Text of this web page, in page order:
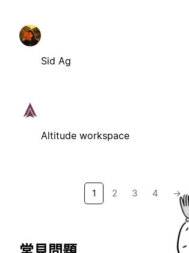
Sid Ag
Altitude workspace
1 2 3 4 →